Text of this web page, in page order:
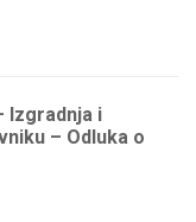
Izgradnja i
– Odluka o